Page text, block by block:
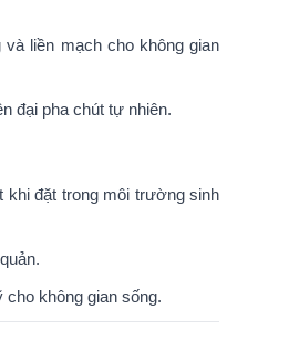
liền mạch cho không gian
đại pha chút tự nhiên.
khi đặt trong môi trường sinh
không gian sống.